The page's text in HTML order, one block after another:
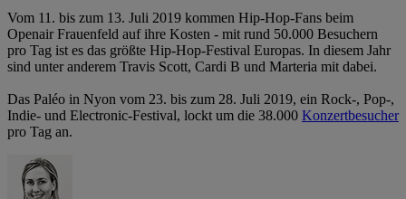
Vom 11. bis zum 13. Juli 2019 kommen Hip-Hop-Fans beim
Openair Frauenfeld auf ihre Kosten - mit rund 50.000 Besuchern
pro Tag ist es das größte Hip-Hop-Festival Europas. In diesem Jahr
sind unter anderem Travis Scott, Cardi B und Marteria mit dabei.
Das Paléo in Nyon vom 23. bis zum 28. Juli 2019, ein Rock-, Pop-,
Indie- und Electronic-Festival, lockt um die 38.000 Konzertbesucher
pro Tag an.